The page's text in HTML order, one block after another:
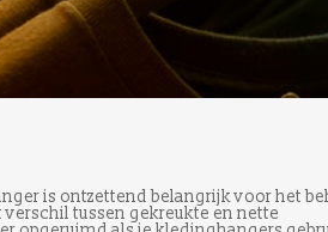
is ontzettend belangrijk voor het
tussen gekreukte en nette